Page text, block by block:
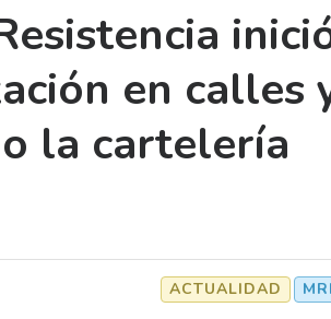
en calles
la cartelería
ACTUALIDAD